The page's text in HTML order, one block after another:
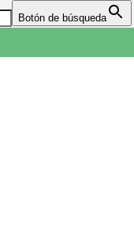
Botón de búsqueda